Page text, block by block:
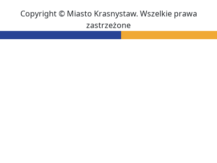
Copyright © Miasto Krasnystaw. Wszelkie prawa
zastrzeżone